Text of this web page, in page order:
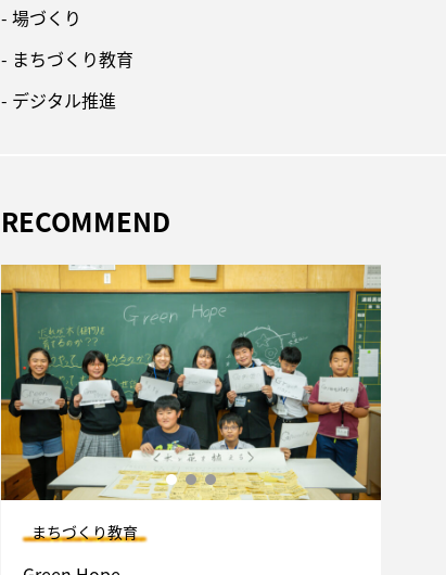
- 場づくり
- まちづくり教育
- デジタル推進
RECOMMEND
まちづくり教育